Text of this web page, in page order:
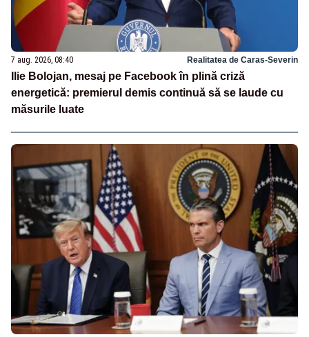
7 aug. 2026, 08:40 Realitatea de Caras-Severin
Ilie Bolojan, mesaj pe Facebook în plină criză
energetică: premierul demis continuă să se laude cu
măsurile luate